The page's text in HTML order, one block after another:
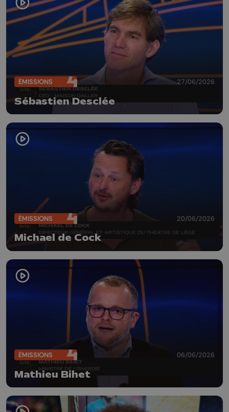
ÉMISSIONS 27/06/2026
Sébastien Desclée
ÉMISSIONS 20/06/2026
Michael de Cock
ÉMISSIONS 06/06/2026
Mathieu Bihet